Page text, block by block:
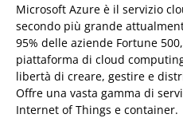
Microsoft Azure è il servizio
secondo più grande
95% delle aziende Fortune 500,
piattaforma di cloud
libertà di creare, gestire e
Offre una vasta gamma di
Internet of Things e container.